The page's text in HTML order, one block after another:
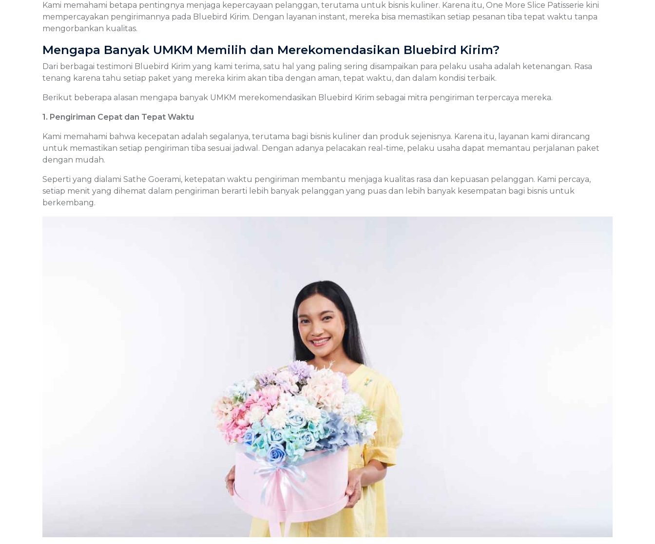
Kami memahami betapa pentingnya menjaga kepercayaan pelanggan, terutama untuk bisnis kuliner. Karena itu, One More Slice Patisserie kini
mempercayakan pengirimannya pada Bluebird Kirim. Dengan layanan instant, mereka bisa memastikan setiap pesanan tiba tepat waktu tanpa
mengorbankan kualitas.
Mengapa Banyak UMKM Memilih dan Merekomendasikan Bluebird Kirim?
Dari berbagai testimoni Bluebird Kirim yang kami terima, satu hal yang paling sering disampaikan para pelaku usaha adalah ketenangan. Rasa
tenang karena tahu setiap paket yang mereka kirim akan tiba dengan aman, tepat waktu, dan dalam kondisi terbaik.
Berikut beberapa alasan mengapa banyak UMKM merekomendasikan Bluebird Kirim sebagai mitra pengiriman terpercaya mereka.
1. Pengiriman Cepat dan Tepat Waktu
Kami memahami bahwa kecepatan adalah segalanya, terutama bagi bisnis kuliner dan produk sejenisnya. Karena itu, layanan kami dirancang
untuk memastikan setiap pengiriman tiba sesuai jadwal. Dengan adanya pelacakan real-time, pelaku usaha dapat memantau perjalanan paket
dengan mudah.
Seperti yang dialami Sathe Goerami, ketepatan waktu pengiriman membantu menjaga kualitas rasa dan kepuasan pelanggan. Kami percaya,
setiap menit yang dihemat dalam pengiriman berarti lebih banyak pelanggan yang puas dan lebih banyak kesempatan bagi bisnis untuk
berkembang.